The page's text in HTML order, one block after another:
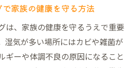
家族の健康を守る方法
は、家族の健康を守るうえで重要
湿気が多い場所にはカビや雑菌が
ギーや体調不良の原因になること